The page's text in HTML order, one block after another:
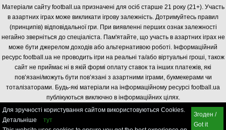
Матеріали сайту football.ua призначені для осіб старше 21 року (21+). Участь
в азартних іграх може викликати ігрову залежність. Дотримуйтесь правил
(принципів) відповідальної гри. При виявленні перших ознак залежності
негайно зверніться до спеціаліста. Пам'ятайте, що участь в азартних іграх не
може бути джерелом доходів або альтернативою роботі. Інформаційний
ресурс football.ua не проводить ігри на реальні та/або віртуальні гроші, також
сайт не приймає ні в якій формі оплату ставок та інших платежів, які
пов’язані/можуть бути пов’язані з азартними іграми, букмекерами чи
тоталізаторами. Будь-які матеріали на інформаційному ресурсі football.ua
публікуються виключно в інформаційних цілях.
Для зручності користування сайтом використовуються Cookies.
Детальніше
тут
Згоден /
Got it